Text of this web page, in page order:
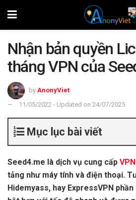
Nhận bản quyền
tháng VPN của
by AnonyViet
11/05/2022 - Updated on 24/07/2025
Mục lục bài viết
Seed4.me là dịch vụ cung cấp VPN
tảng như máy tính và điện thoại.
Hidemyass, hay ExpressVPN